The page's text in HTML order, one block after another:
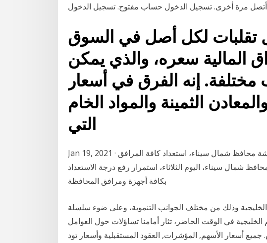
مرة أخرى. تسجيل الدخول حساب مفتوح. تسجيل الدخول
تقلبات لكل أصل في السوق
المالية سعره، والذي يمكن
مختلفة. إنه الفرق في أسعار
الثمينة والمواد الخام
التي
Jan 19, 2021 · القاهرة - مباشر: أكد محمد عبدالفضيل شوشة محافظ شمال سيناء، استعداد كافة المرافق
شمال سيناء، اليوم الثلاثاء، استمرار رفع درجة الاستعداد
بكافة أجهزة ومرافق المحافظة
وذلك من مختلف الجوانب التنموية، وعلى ضوء سلسلة
في الوقت الحاضر، تثار أمامنا تساؤلات حول العوامل
أسعار الأسهم, المؤشرات, العقود المستقبلية وأسعار تود